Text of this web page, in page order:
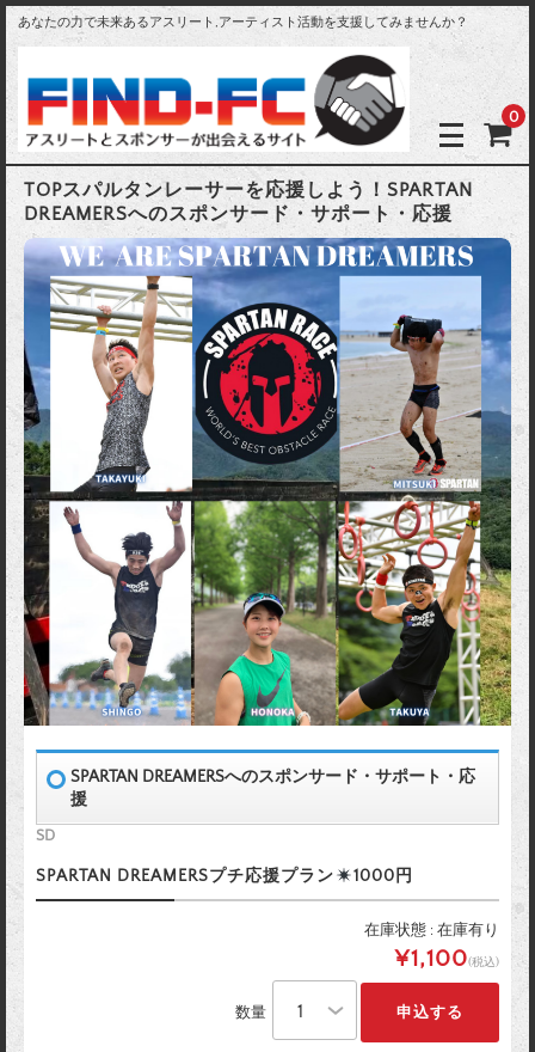
あなたの力で未来あるアスリート,アーティスト活動を支援してみませんか？
0
TOPスパルタンレーサーを応援しよう！SPARTAN
DREAMERSへのスポンサード・サポート・応援
SPARTAN DREAMERSへのスポンサード・サポート・応
援
SD
SPARTAN DREAMERSプチ応援プラン 1000円
在庫状態 : 在庫有り
¥1,100(税込)
数量